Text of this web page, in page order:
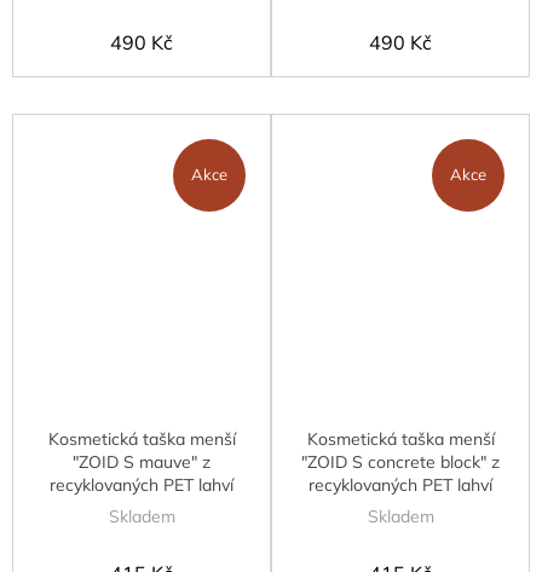
490 Kč 490 Kč
Akce
Kosmetická taška menší
"ZOID S mauve" z
recyklovaných PET lahví
Skladem
Akce
Kosmetická taška menší
"ZOID S concrete block" z
recyklovaných PET lahví
Skladem